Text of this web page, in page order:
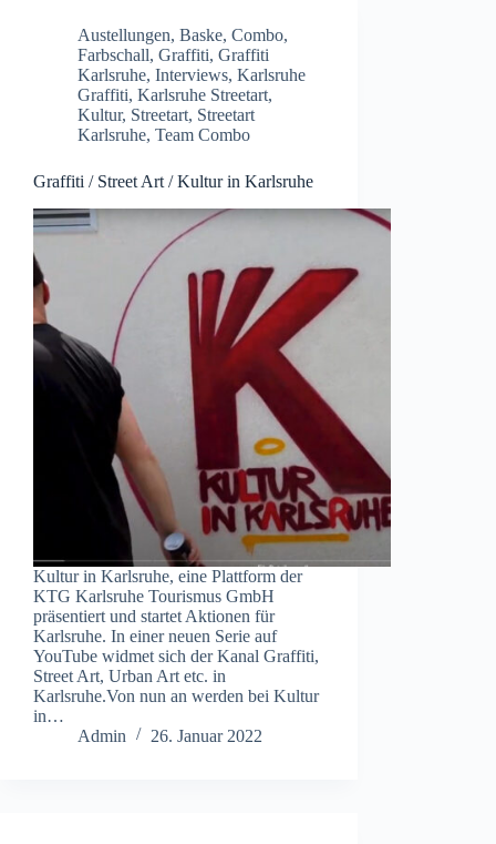
Austellungen, Baske, Combo,
Farbschall, Graffiti, Graffiti
Karlsruhe, Interviews, Karlsruhe
Graffiti, Karlsruhe Streetart,
Kultur, Streetart, Streetart
Karlsruhe, Team Combo
Graffiti / Street Art / Kultur in Karlsruhe
Kultur in Karlsruhe, eine Plattform der
KTG Karlsruhe Tourismus GmbH
präsentiert und startet Aktionen für
Karlsruhe. In einer neuen Serie auf
YouTube widmet sich der Kanal Graffiti,
Street Art, Urban Art etc. in
Karlsruhe.Von nun an werden bei Kultur
in…
Admin
26. Januar 2022